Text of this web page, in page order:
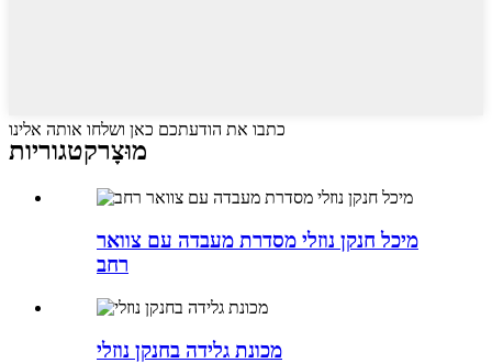
כתבו את הודעתכם כאן ושלחו אותה אלינו
מוּצָרקטגוריות
מיכל חנקן נוזלי מסדרת מעבדה עם צוואר
רחב
מכונת גלידה בחנקן נוזלי